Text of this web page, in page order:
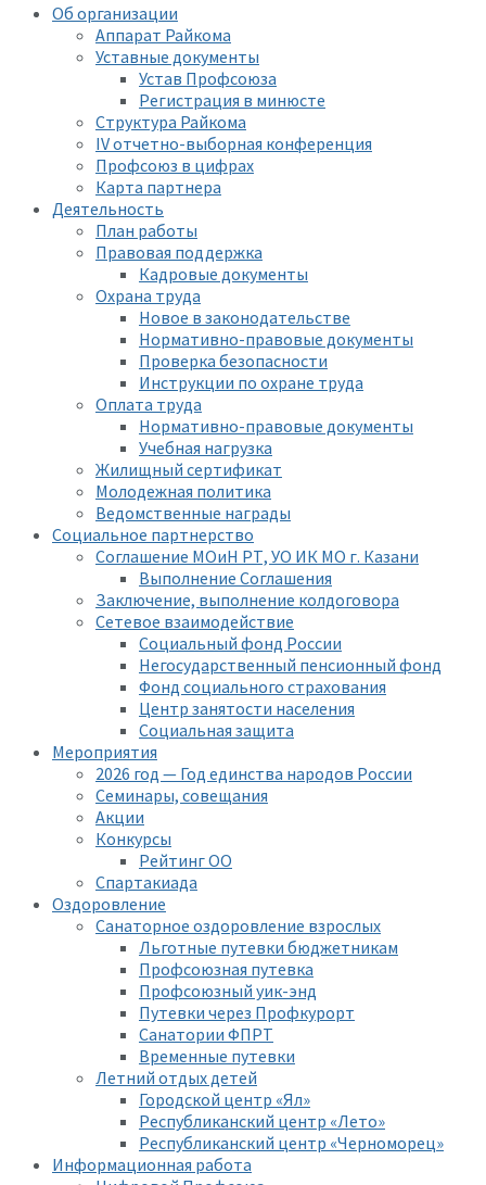
Об организации
Аппарат Райкома
Уставные документы
Устав Профсоюза
Регистрация в минюсте
Структура Райкома
IV отчетно-выборная конференция
Профсоюз в цифрах
Карта партнера
Деятельность
План работы
Правовая поддержка
Кадровые документы
Охрана труда
Новое в законодательстве
Нормативно-правовые документы
Проверка безопасности
Инструкции по охране труда
Оплата труда
Нормативно-правовые документы
Учебная нагрузка
Жилищный сертификат
Молодежная политика
Ведомственные награды
Социальное партнерство
Соглашение МОиН РТ, УО ИК МО г. Казани
Выполнение Соглашения
Заключение, выполнение колдоговора
Сетевое взаимодействие
Социальный фонд России
Негосударственный пенсионный фонд
Фонд социального страхования
Центр занятости населения
Социальная защита
Мероприятия
2026 год — Год единства народов России
Семинары, совещания
Акции
Конкурсы
Рейтинг ОО
Спартакиада
Оздоровление
Санаторное оздоровление взрослых
Льготные путевки бюджетникам
Профсоюзная путевка
Профсоюзный уик-энд
Путевки через Профкурорт
Санатории ФПРТ
Временные путевки
Летний отдых детей
Городской центр «Ял»
Республиканский центр «Лето»
Республиканский центр «Черноморец»
Информационная работа